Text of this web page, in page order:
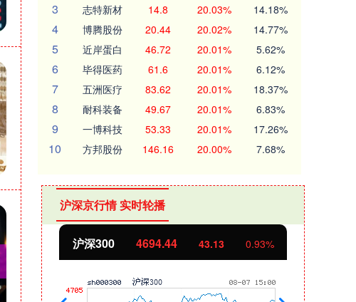
3 志特新材 14.8 20.03% 14.18%
4 博腾股份 20.44 20.02% 14.77%
5 近岸蛋白 46.72 20.01% 5.62%
6 毕得医药 61.6 20.01% 6.12%
7 五洲医疗 83.62 20.01% 18.37%
8 耐科装备 49.67 20.01% 6.83%
9 一博科技 53.33 20.01% 17.26%
10 方邦股份 146.16 20.00% 7.68%
沪深京行情 实时轮播
北证50 1134.24 11.37 1.01%